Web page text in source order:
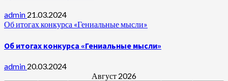
admin 21.03.2024
Об итогах конкурса «Гениальные мысли»
Об итогах конкурса «Гениальные мысли»
admin 20.03.2024
Август 2026